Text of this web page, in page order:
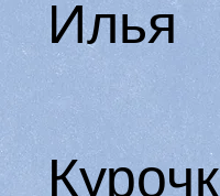
Илья
Курочк